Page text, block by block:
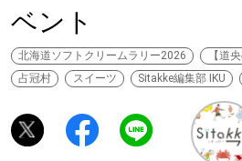
暮らす
ベント
北海道ソフトクリームラリー2026
【道
占冠村
スイーツ Sitakke編集部 IKU